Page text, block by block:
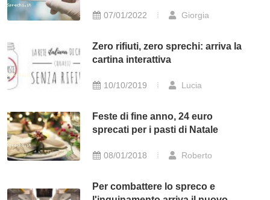
07/01/2022 Giorgia
Zero rifiuti, zero sprechi: arriva la
cartina interattiva
10/10/2019 Lucia
Feste di fine anno, 24 euro
sprecati per i pasti di Natale
08/01/2018 Roberto
Per combattere lo spreco e